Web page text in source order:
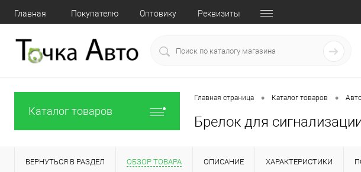
Главная Покупателю Оптовику Реквизиты
Каталог товаров
Главная страница • Каталог товаров •
Брелок для
ВЕРНУТЬСЯ В РАЗДЕЛ ОБЗОР ТОВАРА ОПИСАНИЕ ХАРАКТЕРИСТИКИ